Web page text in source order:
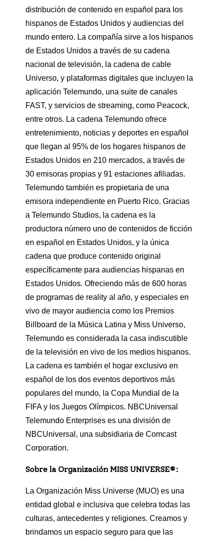
distribución de contenido en español para los
hispanos de Estados Unidos y audiencias del
mundo entero. La compañía sirve a los hispanos
de Estados Unidos a través de su cadena
nacional de televisión, la cadena de cable
Universo, y plataformas digitales que incluyen la
aplicación Telemundo, una suite de canales
FAST, y servicios de streaming, como Peacock,
entre otros. La cadena Telemundo ofrece
entretenimiento, noticias y deportes en español
que llegan al 95% de los hogares hispanos de
Estados Unidos en 210 mercados, a través de
30 emisoras propias y 91 estaciones afiliadas.
Telemundo también es propietaria de una
emisora independiente en Puerto Rico. Gracias
a Telemundo Studios, la cadena es la
productora número uno de contenidos de ficción
en español en Estados Unidos, y la única
cadena que produce contenido original
específicamente para audiencias hispanas en
Estados Unidos. Ofreciendo más de 600 horas
de programas de reality al año, y especiales en
vivo de mayor audiencia como los Premios
Billboard de la Música Latina y Miss Universo,
Telemundo es considerada la casa indiscutible
de la televisión en vivo de los medios hispanos.
La cadena es también el hogar exclusivo en
español de los dos eventos deportivos más
populares del mundo, la Copa Mundial de la
FIFA y los Juegos Olímpicos. NBCUniversal
Telemundo Enterprises es una división de
NBCUniversal, una subsidiaria de Comcast
Corporation.
Sobre la Organización MISS UNIVERSE®:
La Organización Miss Universe (MUO) es una
entidad global e inclusiva que celebra todas las
culturas, antecedentes y religiones. Creamos y
brindamos un espacio seguro para que las